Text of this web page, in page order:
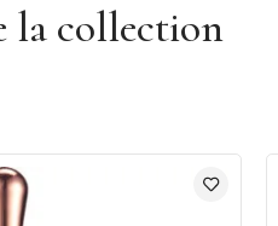
la collection